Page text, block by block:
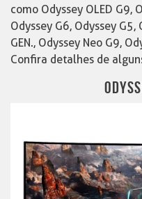
como Odyssey OLED G9,
Odyssey G6, Odyssey G5,
GEN., Odyssey Neo G9,
Confira detalhes de